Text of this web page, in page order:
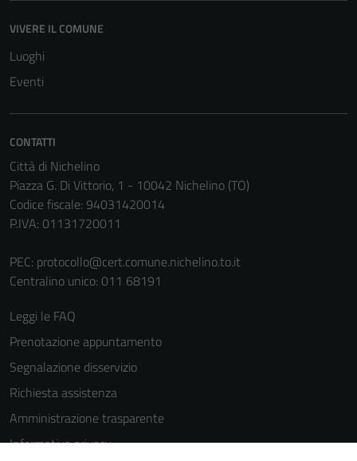
VIVERE IL COMUNE
Luoghi
Eventi
CONTATTI
Città di Nichelino
Piazza G. Di Vittorio, 1 - 10042 Nichelino (TO)
Codice fiscale: 94031420014
P.IVA: 01131720011
PEC: protocollo@cert.comune.nichelino.to.it
Centralino unico: 011 68191
Leggi le FAQ
Prenotazione appuntamento
Segnalazione disservizio
Richiesta assistenza
Amministrazione trasparente
Informativa privacy